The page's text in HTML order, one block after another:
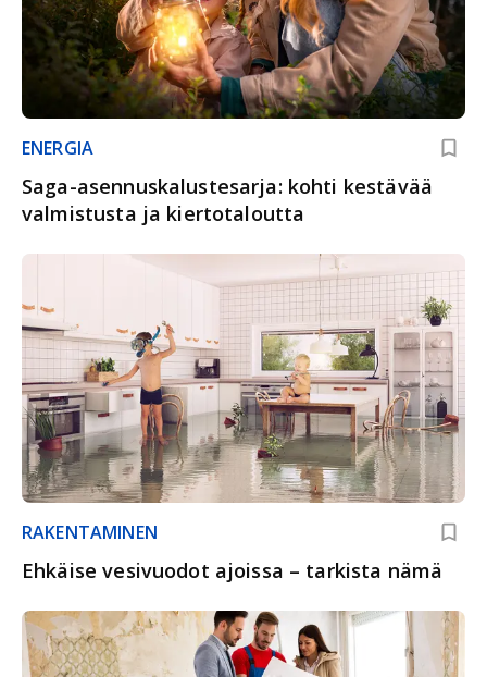
ENERGIA
Saga-asennuskalustesarja: kohti kestävää
valmistusta ja kiertotaloutta
RAKENTAMINEN
Ehkäise vesivuodot ajoissa – tarkista nämä